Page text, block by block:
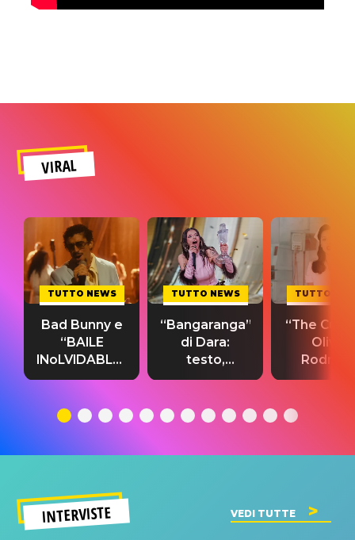
VIRAL
TUTTO NEWS
Bad Bunny e
“BAILE
INoLVIDABLE”:
testo,
significato
TUTTO NEWS
“Bangaranga”
di Dara:
testo,
traduzione e
del singolo
TUTTO
“The
Olivia
testo,
INTERVISTE VEDI TUTTE